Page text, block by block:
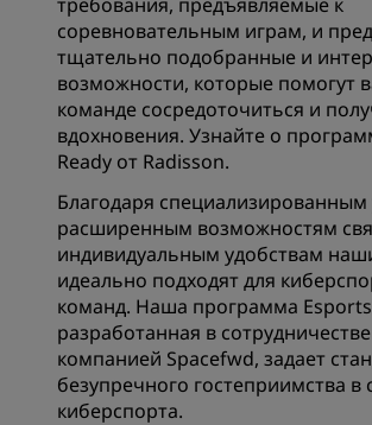
соревновательным играм, и
тщательно подобранные и
возможности, которые помогут
команде сосредоточиться и
вдохновения. Узнайте о
Ready от Radisson.
Благодаря специализированным
расширенным возможностям
индивидуальным удобствам
идеально подходят для
команд. Наша программа Esports
разработанная в
компанией Spacefwd, задает
безупречного гостеприимства в
киберспорта.